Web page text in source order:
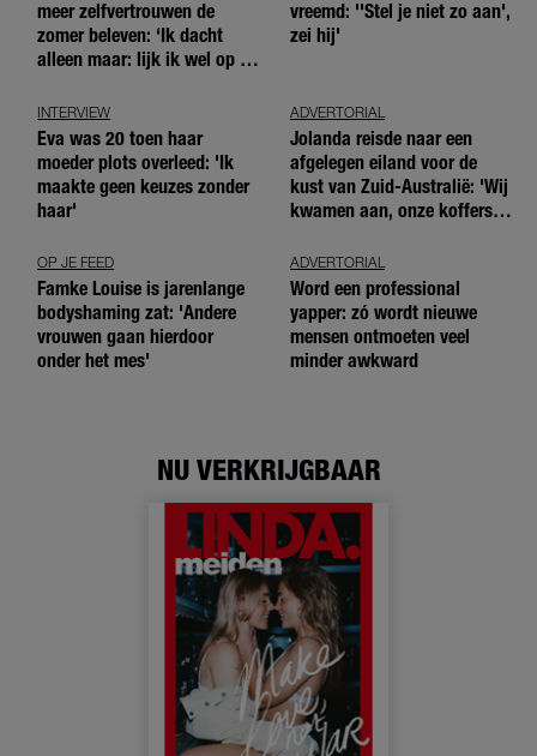
meer zelfvertrouwen de
zomer beleven: ‘Ik dacht
alleen maar: lijk ik wel op de
vreemd: ''Stel je niet zo aan',
zei hij'
INTERVIEW
Eva was 20 toen haar
moeder plots overleed: 'Ik
maakte geen keuzes zonder
haar'
ADVERTORIAL
Jolanda reisde naar een
afgelegen eiland voor de
kust van Zuid-Australië: 'Wij
kwamen aan, onze koffers
OP JE FEED
Famke Louise is jarenlange
bodyshaming zat: 'Andere
vrouwen gaan hierdoor
onder het mes'
ADVERTORIAL
Word een professional
yapper: zó wordt nieuwe
mensen ontmoeten veel
minder awkward
NU VERKRIJGBAAR